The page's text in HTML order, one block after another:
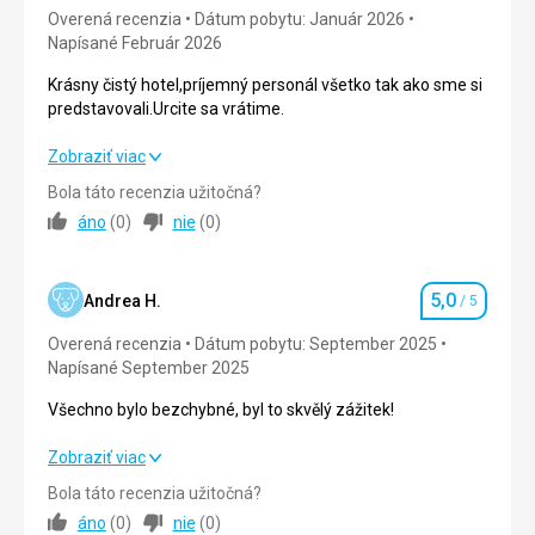
rýchleho check-inu až po skvelý upratovací servis.
Cítili sme sa tu veľmi príjemne. Veľmi ochotní,úctivi a
Overená recenzia
Dátum pobytu: Január 2026
Napísané Február 2026
Krásny čistý hotel,príjemný personál všetko tak ako sme si
predstavovali.Urcite sa vrátime.
Krásny čistý hotel,príjemný personál všetko tak ako sme si
predstavovali.Urcite sa vrátime.
Strava
Okolie 5,0/ 5
Služby
Cena
Pláž
Pláž nás milo prekvapila svojou čistotou a dobrou
Zobraziť viac
Bola táto recenzia užitočná?
áno (0) nie (0)
Andrea H. Hodnotenie
5,0 / 5
Overená recenzia
Dátum pobytu: September 2025
Napísané September 2025
Všechno bylo bezchybné, byl to skvělý zážitek!
Všechno bylo bezchybné, byl to skvělý zážitek!
Strava
Zobraziť viac
Bola táto recenzia užitočná?
áno (0) nie (0)